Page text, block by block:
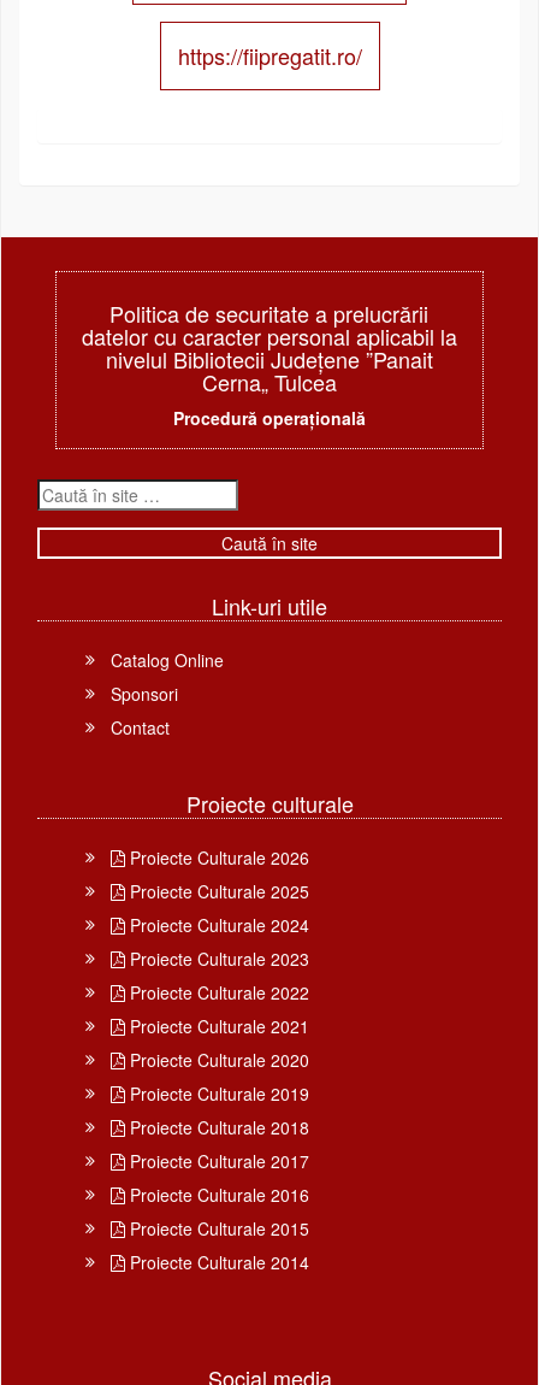
https://fiipregatit.ro/
Politica de securitate a prelucrării
datelor cu caracter personal aplicabil la
nivelul Bibliotecii Judeţene ”Panait
Cerna„ Tulcea
Procedură operațională
Link-uri utile
Catalog Online
Sponsori
Contact
Proiecte culturale
Proiecte Culturale 2026
Proiecte Culturale 2025
Proiecte Culturale 2024
Proiecte Culturale 2023
Proiecte Culturale 2022
Proiecte Culturale 2021
Proiecte Culturale 2020
Proiecte Culturale 2019
Proiecte Culturale 2018
Proiecte Culturale 2017
Proiecte Culturale 2016
Proiecte Culturale 2015
Proiecte Culturale 2014
Social media